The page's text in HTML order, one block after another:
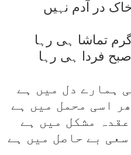
در آدم نہيں
تماشا ہی رہا
صبح فردا ہی رہا
ہمارے دل ميں ہے
اسی محمل ميں ہے
مشکل ميں ہے
بے حاصل ميں ہے